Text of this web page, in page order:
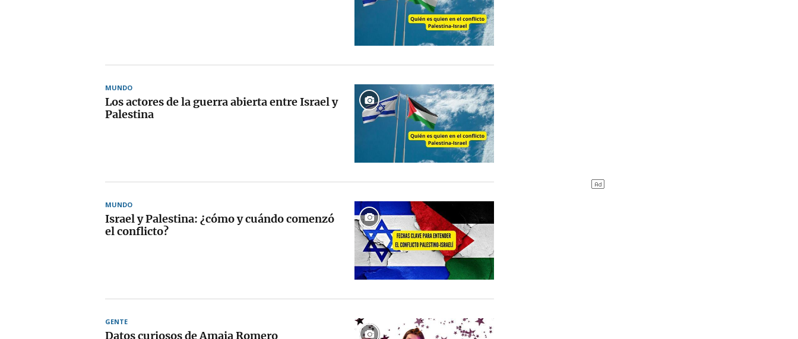
MUNDO
Los actores de la guerra abierta entre Israel y
Palestina
MUNDO
Israel y Palestina: ¿cómo y cuándo comenzó
el conflicto?
GENTE
Datos curiosos de Amaia Romero